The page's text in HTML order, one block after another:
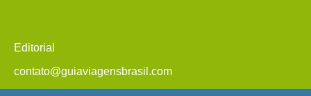
Editorial
contato@guiaviagensbrasil.com